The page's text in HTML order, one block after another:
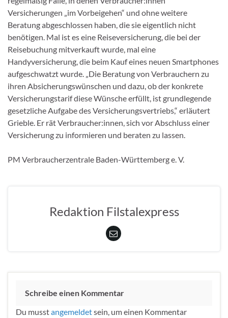
Versicherungen „im Vorbeigehen“ und ohne weitere
Beratung abgeschlossen haben, die sie eigentlich nicht
benötigen. Mal ist es eine Reiseversicherung, die bei der
Reisebuchung mitverkauft wurde, mal eine
Handyversicherung, die beim Kauf eines neuen Smartphones
aufgeschwatzt wurde. „Die Beratung von Verbrauchern zu
ihren Absicherungswünschen und dazu, ob der konkrete
Versicherungstarif diese Wünsche erfüllt, ist grundlegende
gesetzliche Aufgabe des Versicherungsvertriebs,“ erläutert
Grieble. Er rät Verbraucher:innen, sich vor Abschluss einer
Versicherung zu informieren und beraten zu lassen.
PM Verbraucherzentrale Baden-Württemberg e. V.
Redaktion Filstalexpress
Schreibe einen Kommentar
Du musstangemeldetsein, um einen Kommentar